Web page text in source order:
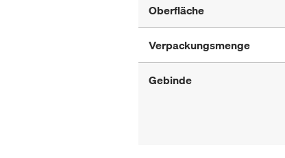
Oberfläche
Verpackungsmenge
Gebinde